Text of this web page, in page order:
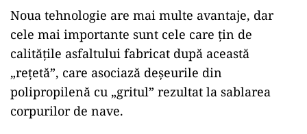
Noua tehnologie are mai multe avantaje, dar
cele mai importante sunt cele care țin de
calitățile asfaltului fabricat după această
„rețetă”, care asociază deșeurile din
polipropilenă cu „gritul” rezultat la sablarea
corpurilor de nave.